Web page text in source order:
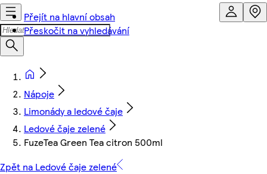
Přejít na hlavní obsah
Přeskočit na vyhledávání
Nápoje
Limonády a ledové čaje
Ledové čaje zelené
FuzeTea Green Tea citron 500ml
Zpět na Ledové čaje zelené